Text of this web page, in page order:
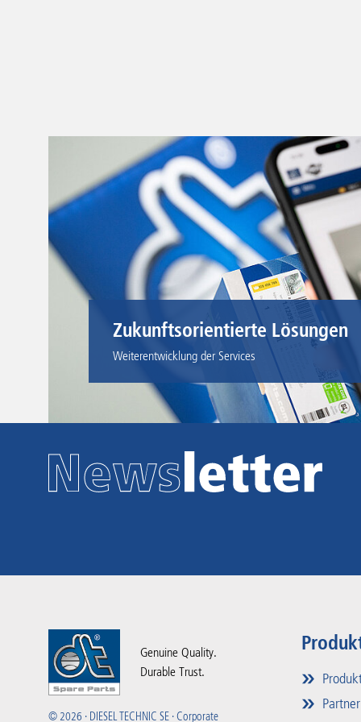
Zukunftsorientierte Lösungen
Weiterentwicklung der Services
Genuine Quality.
Durable Trust.
© 2026 · DIESEL TECHNIC SE · Corporate